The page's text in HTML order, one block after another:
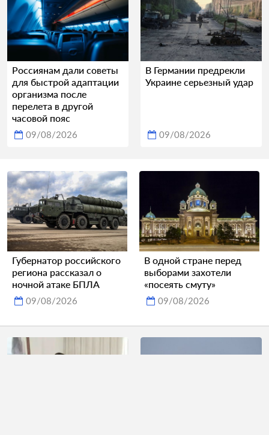
Россиянам дали советы
для быстрой адаптации
организма после
перелета в другой
часовой пояс
09/08/2026
В Германии предрекли
Украине серьезный удар
09/08/2026
Губернатор российского
региона рассказал о
ночной атаке БПЛА
09/08/2026
В одной стране перед
выборами захотели
«посеять смуту»
09/08/2026